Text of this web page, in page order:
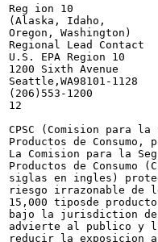
Reg ion 10
(Alaska, Idaho,
Oregon, Washington)
Regional Lead Contact
U.S. EPA Region 10
1200 Sixth Avenue
Seattle,WA98101-1128
(206)553-1200
12
CPSC (Comision para
Productos de
La Comision para la
Productos de Consumo
siglas en ingles)
riesgo irrazonable de
15,000 tiposde
bajo la jurisdiction de
advierte al publico y
reducir la exposicion